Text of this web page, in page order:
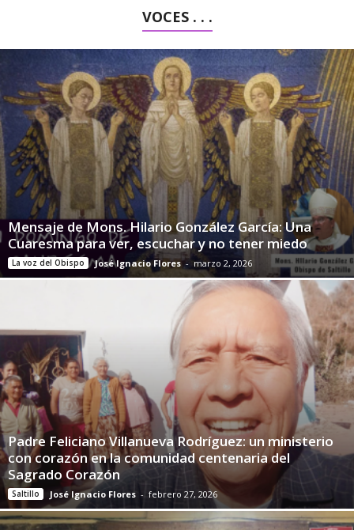
VOCES . . .
Mensaje de Mons. Hilario González García: Una
Cuaresma para ver, escuchar y no tener miedo
La voz del Obispo José Ignacio Flores - marzo 2, 2026
Padre Feliciano Villanueva Rodríguez: un ministerio
con corazón en la comunidad centenaria del
Sagrado Corazón
Saltillo José Ignacio Flores - febrero 27, 2026